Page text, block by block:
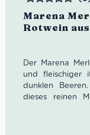
Marena
Rotwein
Bewertet
Der Marena
und fleischiger
dunklen
dieses reinen